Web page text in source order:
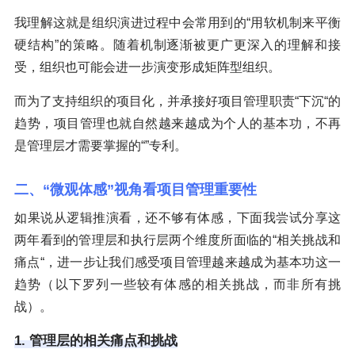
我理解这就是组织演进过程中会常用到的“用软机制来平衡
硬结构”的策略。随着机制逐渐被更广更深入的理解和接
受，组织也可能会进一步演变形成矩阵型组织。
而为了支持组织的项目化，并承接好项目管理职责“下沉“的
趋势，项目管理也就自然越来越成为个人的基本功，不再
是管理层才需要掌握的“”专利。
二、“微观体感”视角看项目管理重要性
如果说从逻辑推演看，还不够有体感，下面我尝试分享这
两年看到的管理层和执行层两个维度所面临的“相关挑战和
痛点“，进一步让我们感受项目管理越来越成为基本功这一
趋势（以下罗列一些较有体感的相关挑战，而非所有挑
战）。
1. 管理层的相关痛点和挑战